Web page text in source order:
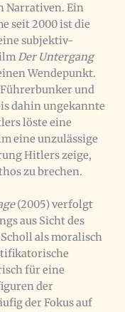
Narrativen. Ein
seit 2000 ist die
subjektiv-
Der Untergang
Wendepunkt.
und
dahin ungekannte
löste eine
eine unzulässige
Hitlers zeige,
zu brechen.
(2005) verfolgt
aus Sicht des
als moralisch
für eine
der
der Fokus auf